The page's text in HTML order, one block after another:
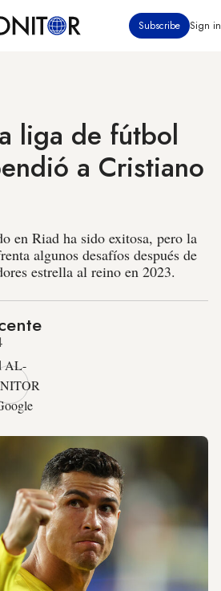
Subscribe Sign in
liga de fútbol
a Cristiano
en Riad ha sido exitosa, pero la
algunos desafíos después de
estrella al reino en 2023.
AL-